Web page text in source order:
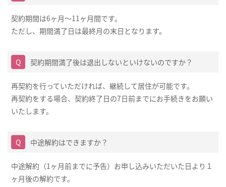
契約期間は6ヶ月～11ヶ月間です。
ただし、期間満了日は最終月の末日となります。
契約期間満了後は退出しないといけないのですか？
再契約を行っていただければ、継続して居住が可能です。
再契約をする場合、契約終了日の7日前までにお手続きをお願い
いたします。
中途解約はできますか？
中途解約（1ヶ月前までに予告）お申し込みいただいた日より１
ヶ月後の解約です。